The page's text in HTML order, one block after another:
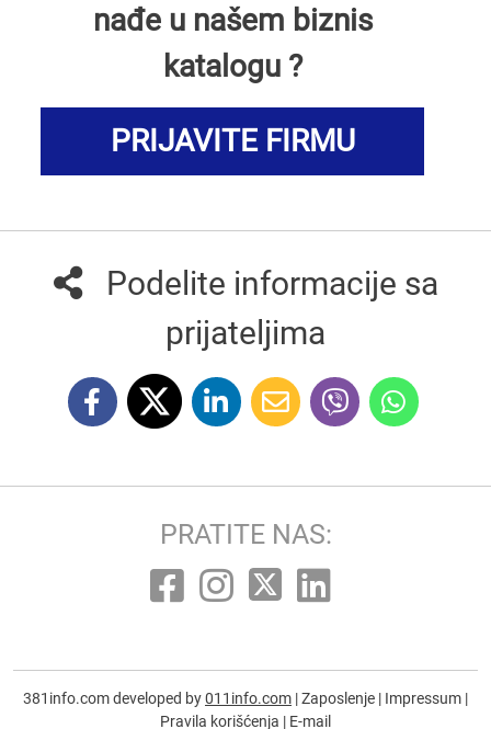
nađe u našem biznis
katalogu ?
PRIJAVITE FIRMU
Podelite informacije sa
prijateljima
PRATITE NAS:
381info.com developed by011info.com |Zaposlenje | Impressum |
Pravila korišćenja | E-mail